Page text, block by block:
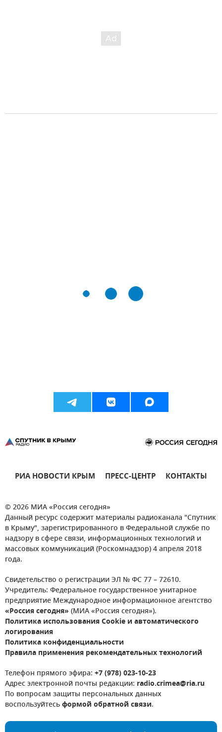
РИА НОВОСТИ КРЫМ ПРЕСС-ЦЕНТР КОНТАКТЫ
© 2026 МИА «Россия сегодня»
Данный ресурс содержит материалы радиоканала "Спутник
в Крыму", зарегистрированного в Федеральной службе по
надзору в сфере связи, информационных технологий и
массовых коммуникаций (Роскомнадзор) 4 апреля 2018
года.
Свидетельство о регистрации ЭЛ № ФС 77 – 72610.
Учредитель: Федеральное государственное унитарное
предприятие Международное информационное агентство
«Россия сегодня» (МИА «Россия сегодня»).
Политика использования Cookie и автоматического
логирования
Политика конфиденциальности
Правила применения рекомендательных технологий
Телефон прямого эфира: +7 (978) 023-10-23
Адрес электронной почты редакции: radio.crimea@ria.ru
По вопросам защиты персональных данных
воспользуйтесьформой обратной связи.